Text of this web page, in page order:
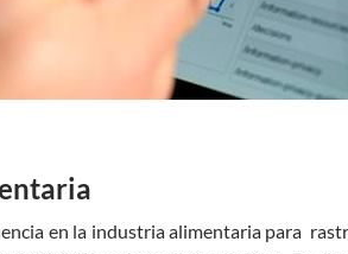
en la industria alimentaria para